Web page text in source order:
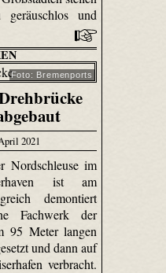
geräuschlos und
Foto: Bremenports
2021
Nordschleuse im
ist am
demontiert
Fachwerk der
95 Meter langen
und dann auf
verbracht.